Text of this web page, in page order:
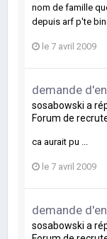
nom de famille
depuis arf p'te bin
le 7 avril 2009
demande
sosabowski a
Forum de
ca aurait pu ...
le 7 avril 2009
demande
sosabowski a